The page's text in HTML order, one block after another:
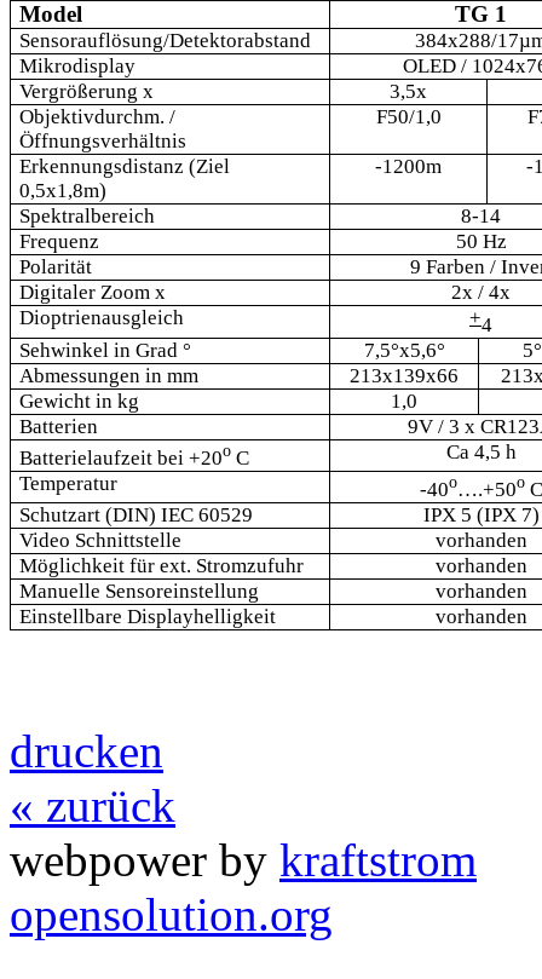
Model TG 1
Sensorauflösung/Detektorabstand
384x288/
Mikrodisplay
OLED /
Vergrößerung x
3,5x
Objektivdurchm. /
Öffnungsverhältnis
F50/1,0
Erkennungsdistanz (Ziel
0,5x1,8m)
-1200m -
Spektralbereich
8-14
Frequenz
50 Hz
Polarität
9 Farben /
Digitaler Zoom x
2x / 4x
Dioptrienausgleich
+4
Sehwinkel in Grad° 7,5°х5,6°
Abmessungen in mm
213x139x66
Gewicht in kg
1,0
Batterien
9V / 3 x
Batterielaufzeit bei +20o C
Ca 4,5 h
Temperatur
-40o….+50oC
Schutzart (DIN) IEC 60529
IPX 5 (IPX 7)
Video Schnittstelle
vorhanden
Möglichkeit für ext. Stromzufuhr
vorhanden
Manuelle Sensoreinstellung
vorhanden
Einstellbare Displayhelligkeit
vorhanden
drucken
« zurück
webpower by kraftstrom
opensolution.org